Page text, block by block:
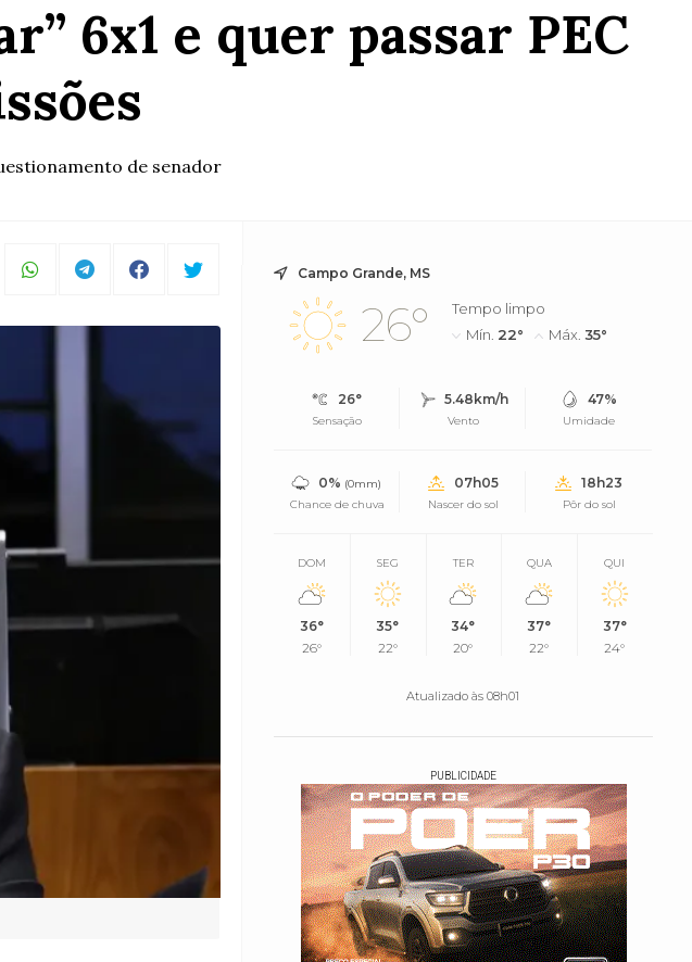
6x1 e quer passar PEC
de senador
Campo Grande, MS
26°
Tempo limpo
Mín. 22° Máx.35°
26°
Sensação
5.48km/h
Vento
47%
Umidade
0% (0mm)
Chance de chuva
07h05
Nascer do sol
18h23
Pôr do sol
DOM
36°
26°
SEG
35°
22°
TER
34°
20°
QUA
37°
22°
QUI
37°
24°
Atualizado às 08h01
PUBLICIDADE